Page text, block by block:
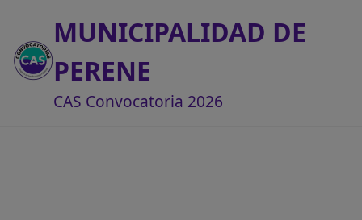
MUNICIPALIDAD DE
PERENE
CAS Convocatoria 2026